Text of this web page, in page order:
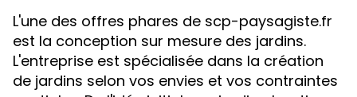
L'une des offres phares de scp-paysagiste.fr
est la conception sur mesure des jardins.
L'entreprise est spécialisée dans la création
de jardins selon vos envies et vos contraintes